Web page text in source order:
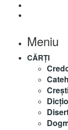
Meniu
CĂRȚI